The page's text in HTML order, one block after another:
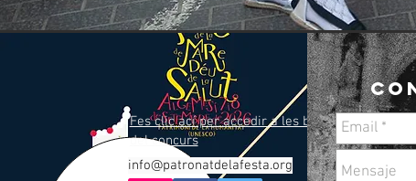
Fes clic ací per accedir a les bases
del concurs
info@patronatdelafesta.org